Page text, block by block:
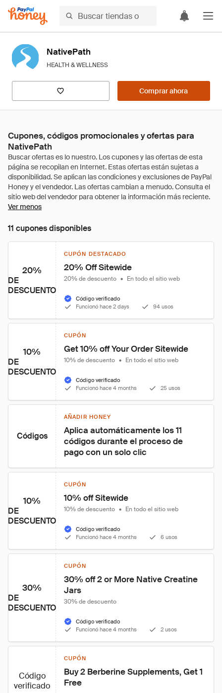
NativePath
HEALTH & WELLNESS
Comprar ahora
Cupones, códigos promocionales y ofertas para
NativePath
Ver menos
11 cupones disponibles
20%
DE
DESCUENTO
CUPÓN DESTACADO
20% Off Sitewide
20% de descuento • En todo el sitio web
Código verificado
Funcionó hace 2 days
94 usos
10%
DE
DESCUENTO
CUPÓN
Get 10% off Your Order Sitewide
10% de descuento • En todo el sitio web
Código verificado
Funcionó hace 4 months
25 usos
Códigos
AÑADIR HONEY
Aplica automáticamente los 11
códigos durante el proceso de
pago con un solo clic
10%
DE
DESCUENTO
CUPÓN
10% off Sitewide
10% de descuento • En todo el sitio web
Código verificado
Funcionó hace 4 months
6 usos
30%
DE
DESCUENTO
CUPÓN
30% off 2 or More Native Creatine
Jars
30% de descuento
Código verificado
Funcionó hace 4 months
2 usos
Código
verificado
CUPÓN
Buy 2 Berberine Supplements, Get 1
Free